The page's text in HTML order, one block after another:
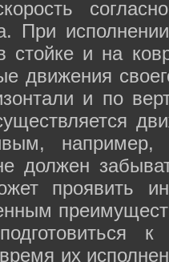
При
и на
движения
и по
например,
должен
проявить
их